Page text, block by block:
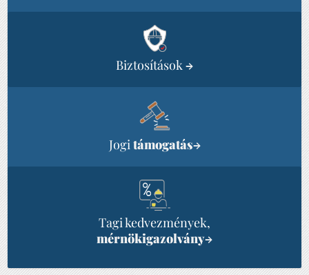
Biztosítások →
Jogitámogatás→
Tagi kedvezmények,
mérnökigazolvány→